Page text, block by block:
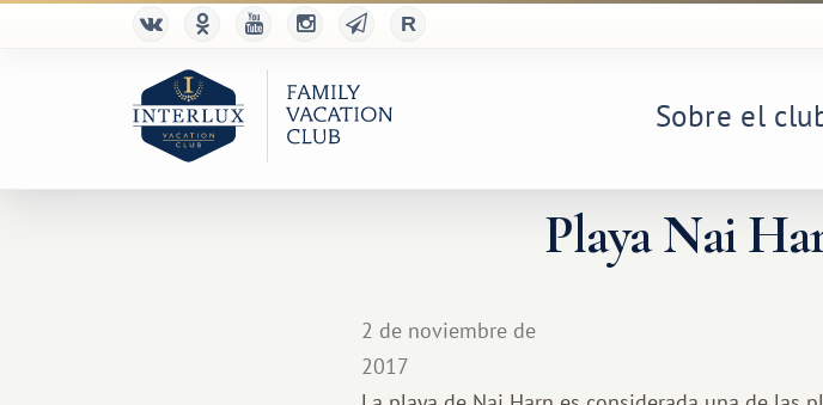
Sobre el
Playa Nai
2 de noviembre de
2017